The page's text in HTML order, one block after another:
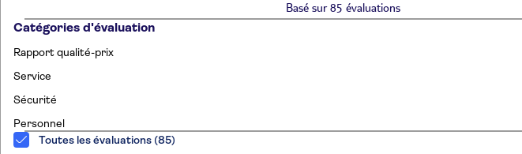
Basé sur 85 évaluations
Catégories d'évaluation
Rapport qualité-prix
Service
Sécurité
Personnel
Toutes les évaluations (85)